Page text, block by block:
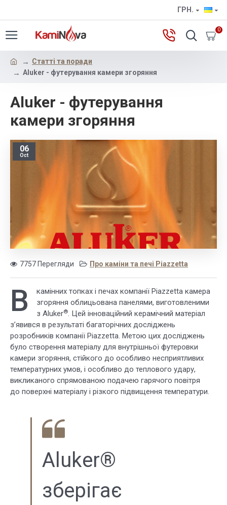
ГРН.
0
Статті та поради
Aluker - футерування камери згоряння
Aluker - футерування
камери згоряння
06
Oct
7757 Перегляди Про каміни та печі Piazzetta
В
камінних топках і печах компанії Piazzetta камера
згоряння облицьована панелями, виготовленими
з Aluker®. Цей інноваційний керамічний матеріал
з’явився в результаті багаторічних досліджень
розробників компанії Piazzetta. Метою цих досліджень
було створення матеріалу для внутрішньої футеровки
камери згоряння, стійкого до особливо несприятливих
температурних умов, і особливо до теплового удару,
викликаного спрямованою подачею гарячого повітря
до поверхні матеріалу і різкого підвищення температури.
Aluker®
зберігає